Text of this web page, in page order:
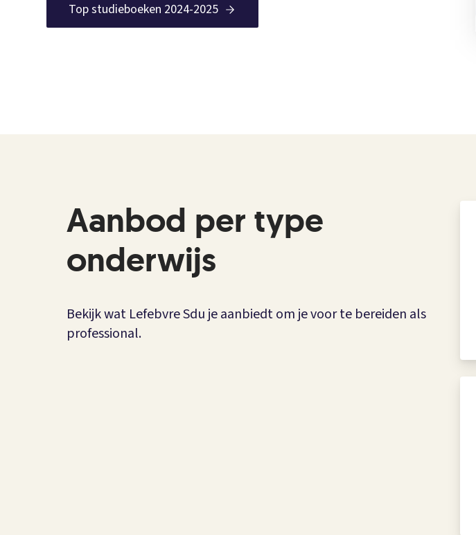
Top studieboeken 2024-2025
Aanbod per type
onderwijs
Bekijk wat Lefebvre Sdu je aanbiedt om je voor te bereiden als
professional.